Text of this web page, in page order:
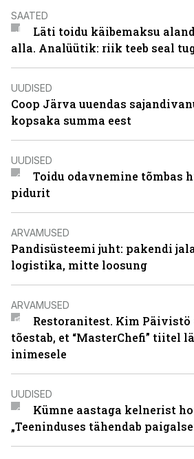
SAATED
Läti toidu käibemaksu
alla. Analüütik: riik teeb seal
UUDISED
Coop Järva uuendas
kopsaka summa eest
UUDISED
Toidu odavnemine tõmbas
pidurit
ARVAMUSED
Pandisüsteemi juht: pakendi
logistika, mitte loosung
ARVAMUSED
Restoranitest. Kim
tõestab, et “MasterChefi” tiitel
inimesele
UUDISED
Kümne aastaga kelnerist
„Teeninduses tähendab